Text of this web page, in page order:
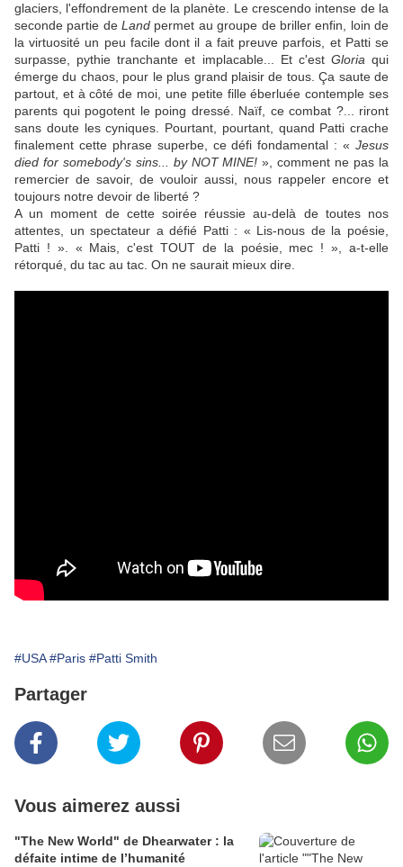
glaciers, l'effondrement de la planète. Le crescendo intense de la
seconde partie deLand permet au groupe de briller enfin, loin de
la virtuosité un peu facile dont il a fait preuve parfois, et Patti se
surpasse, pythie tranchante et implacable... Et c'est Gloria qui
émerge du chaos, pour le plus grand plaisir de tous. Ça saute de
partout, et à côté de moi, une petite fille éberluée contemple ses
parents qui pogotent le poing dressé. Naïf, ce combat ?... riront
sans doute les cyniques. Pourtant, pourtant, quand Patti crache
finalement cette phrase superbe, ce défi fondamental : « Jesus
died for somebody's sins... by NOT MINE! », comment ne pas la
remercier de savoir, de vouloir aussi, nous rappeler encore et
toujours notre devoir de liberté ?
A un moment de cette soirée réussie au-delà de toutes nos
attentes, un spectateur a défié Patti : « Lis-nous de la poésie,
Patti ! ». « Mais, c'est TOUT de la poésie, mec ! », a-t-elle
rétorqué, du tac au tac. On ne saurait mieux dire.
#USA #Paris #Patti Smith
Partager
Vous aimerez aussi
"The New World" de Dhearwater : la
défaite intime de l’humanité